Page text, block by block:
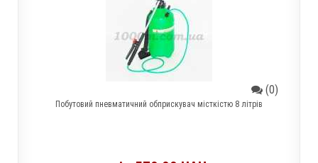
(0)
Побутовий пневматичний обприскувач місткістю 8 літрів